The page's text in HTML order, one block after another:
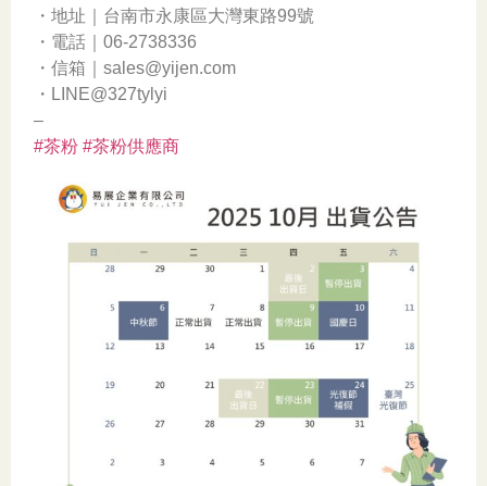
・地址｜台南市永康區大灣東路99號
・電話｜06-2738336
・信箱｜sales@yijen.com
・LINE@327tylyi
–
#茶粉 #茶粉供應商